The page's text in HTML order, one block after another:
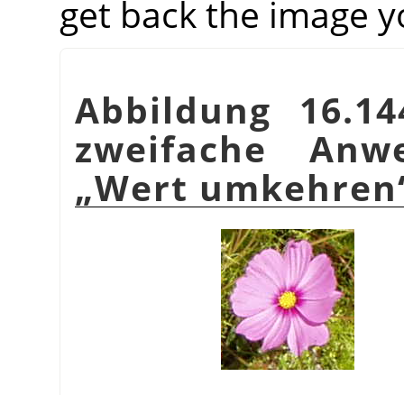
get back the image
Abbildung
zweifache
„Wert umkehren